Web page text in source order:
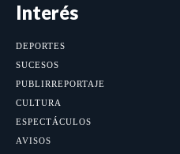
Interés
DEPORTES
SUCESOS
PUBLIRREPORTAJE
CULTURA
ESPECTÁCULOS
AVISOS